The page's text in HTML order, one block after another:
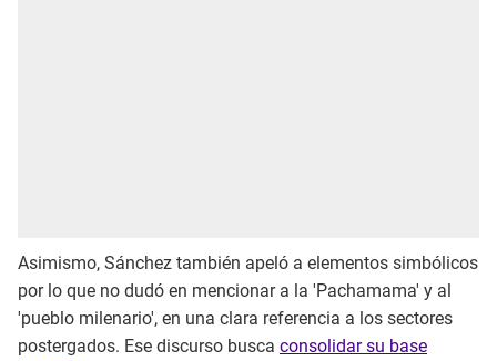
Asimismo, Sánchez también apeló a elementos simbólicos
por lo que no dudó en mencionar a la 'Pachamama' y al
'pueblo milenario', en una clara referencia a los sectores
postergados. Ese discurso busca consolidar su base